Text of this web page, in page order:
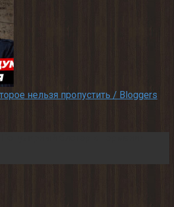
нельзя пропустить / Bloggers